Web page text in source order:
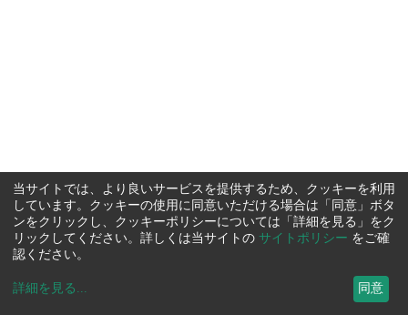
当サイトでは、より良いサービスを提供するため、クッキーを利用
しています。クッキーの使用に同意いただける場合は「同意」ボタ
ンをクリックし、クッキーポリシーについては「詳細を見る」をク
リックしてください。詳しくは当サイトの サイトポリシー をご確
認ください。
詳細を見る ... 同意